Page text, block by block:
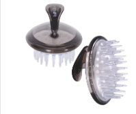
Abecedně